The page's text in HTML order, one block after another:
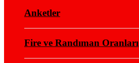
Anketler
Fire ve Randıman Oranları